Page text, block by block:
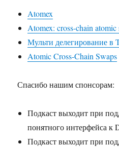
Atomex
Atomex: cross-chain
Мульти делегирование в
Atomic Cross-Chain Swaps
Спасибо нашим спонсорам:
Подкаст выходит при
понятного интерфейса к
Подкаст выходит при